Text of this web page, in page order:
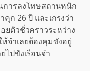
การลงโทษสถานหนัก
ก 26 ปี และเกรงว่า
ยตัวชั่วคราวระหว่าง
จำเลยต้องคุมขังอยู่
ไปขังเรือนจำ